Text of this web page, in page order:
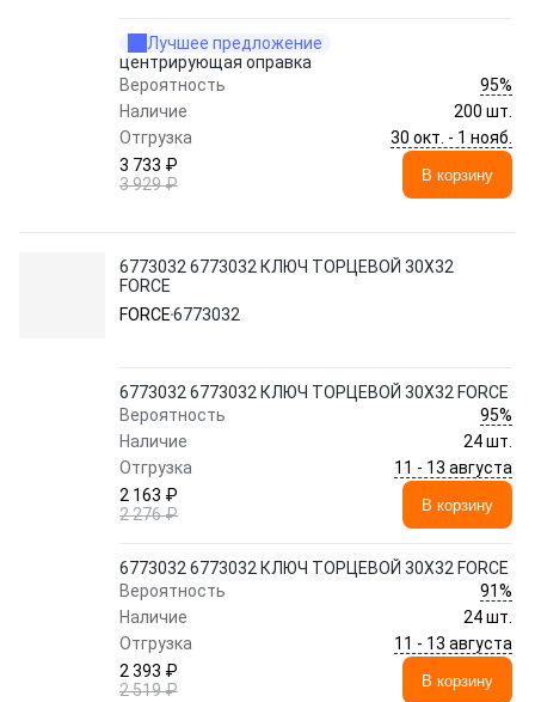
Лучшее предложение
центрирующая оправка
Вероятность
95%
Наличие
200 шт.
Отгрузка
30 окт. - 1 нояб.
3 733 ₽
3 929 ₽
В корзину
6773032 6773032 КЛЮЧ ТОРЦЕВОЙ 30Х32
FORCE
FORCE6773032
6773032 6773032 КЛЮЧ ТОРЦЕВОЙ 30Х32 FORCE
Вероятность
95%
Наличие
24 шт.
Отгрузка
11 - 13 августа
2 163 ₽
2 276 ₽
В корзину
6773032 6773032 КЛЮЧ ТОРЦЕВОЙ 30Х32 FORCE
Вероятность
91%
Наличие
24 шт.
Отгрузка
11 - 13 августа
2 393 ₽
2 519 ₽
В корзину